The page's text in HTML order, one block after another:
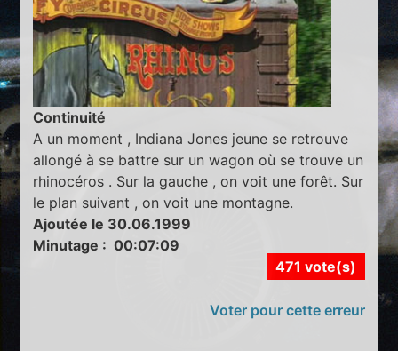
Continuité
A un moment , Indiana Jones jeune se retrouve
allongé à se battre sur un wagon où se trouve un
rhinocéros . Sur la gauche , on voit une forêt. Sur
le plan suivant , on voit une montagne.
Ajoutée le 30.06.1999
Minutage : 00:07:09
471 vote(s)
Voter pour cette erreur